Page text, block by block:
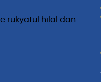
rukyatul hilal dan